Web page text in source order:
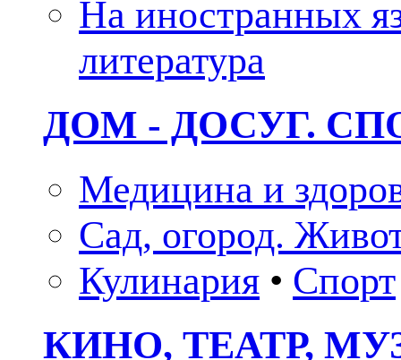
На иностранных
литература
ДОМ - ДОСУГ.
Медицина и
Сад, огород.
Кулинария • Спорт
КИНО, ТЕАТР,